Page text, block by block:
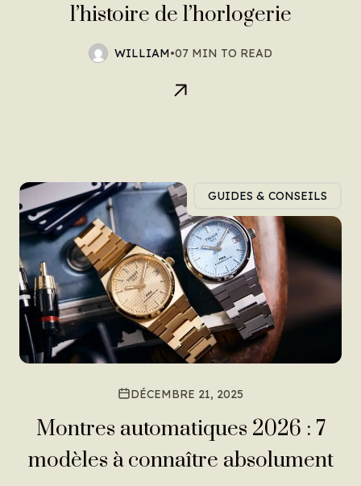
l’histoire de l’horlogerie
WILLIAM•07 MIN TO READ
GUIDES & CONSEILS
DÉCEMBRE 21, 2025
Montres automatiques 2026 : 7
modèles à connaître absolument